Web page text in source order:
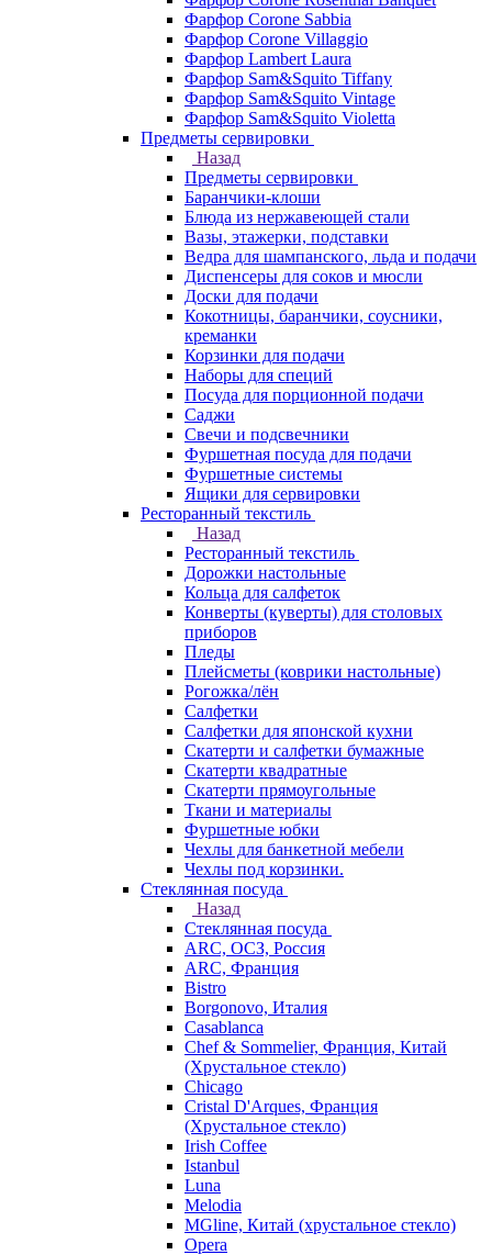
Фарфор Corone Sabbia
Фарфор Corone Villaggio
Фарфор Lambert Laura
Фарфор Sam&Squito Tiffany
Фарфор Sam&Squito Vintage
Фарфор Sam&Squito Violetta
Предметы сервировки
Назад
Предметы сервировки
Баранчики-клоши
Блюда из нержавеющей стали
Вазы, этажерки, подставки
Ведра для шампанского, льда и подачи
Диспенсеры для соков и мюсли
Доски для подачи
Кокотницы, баранчики, соусники,
креманки
Корзинки для подачи
Наборы для специй
Посуда для порционной подачи
Саджи
Свечи и подсвечники
Фуршетная посуда для подачи
Фуршетные системы
Ящики для сервировки
Ресторанный текстиль
Назад
Ресторанный текстиль
Дорожки настольные
Кольца для салфеток
Конверты (куверты) для столовых
приборов
Пледы
Плейсметы (коврики настольные)
Рогожка/лён
Салфетки
Салфетки для японской кухни
Скатерти и салфетки бумажные
Скатерти квадратные
Скатерти прямоугольные
Ткани и материалы
Фуршетные юбки
Чехлы для банкетной мебели
Чехлы под корзинки.
Стеклянная посуда
Назад
Стеклянная посуда
ARC, ОСЗ, Россия
ARC, Франция
Bistro
Borgonovo, Италия
Casablanca
Chef & Sommelier, Франция, Китай
(Хрустальное стекло)
Chicago
Cristal D'Arques, Франция
(Хрустальное стекло)
Irish Coffee
Istanbul
Luna
Melodia
MGline, Китай (хрустальное стекло)
Opera